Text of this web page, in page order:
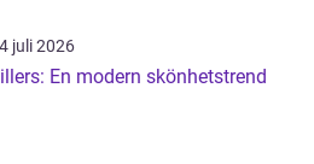
juli 2026
En modern skönhetstrend